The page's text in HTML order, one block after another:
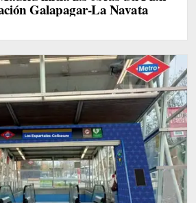
Galapagar-La Navata